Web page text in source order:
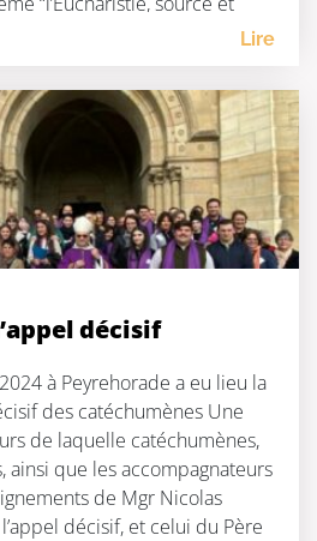
Ecouter Un […]
Lire
décisif
à Peyrehorade a eu lieu la
des catéchumènes Une
de laquelle catéchumènes,
ainsi que les accompagnateurs
de Mgr Nicolas
décisif, et celui du Père